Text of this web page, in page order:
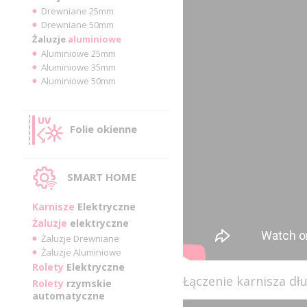
Drewniane 25mm
Drewniane 50mm
Żaluzje aluminiowe
Aluminiowe 25mm
Aluminiowe 35mm
Aluminiowe 50mm
Folie okienne
SMART HOME
Karnisze Elektryczne
Żaluzje elektryczne
Żaluzje Drewniane
Żaluzje Aluminiowe
Rolety Elektryczne
Rolety rzymskie
automatyczne
Łączenie karnisza